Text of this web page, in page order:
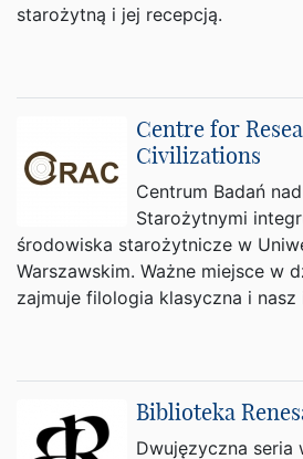
starożytną i jej recepcją.
Centre for
Civilizations
Centrum Badań
Starożytnymi
środowiska starożytnicze w
Warszawskim. Ważne miejsce w
zajmuje filologia klasyczna i nasz
Biblioteka
Dwujęzyczna seria